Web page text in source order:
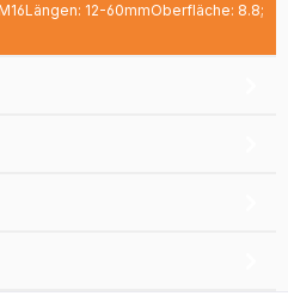
12-60mmOberfläche: 8.8;